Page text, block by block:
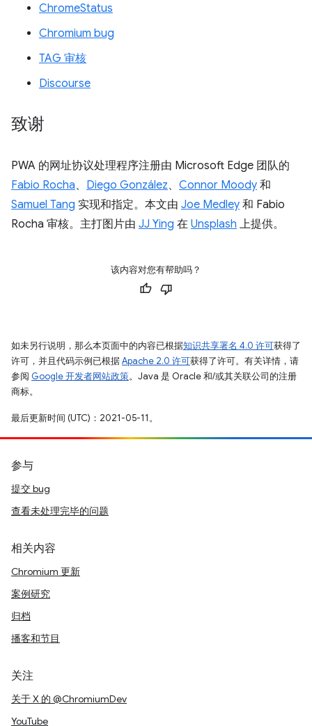
ChromeStatus
Chromium bug
TAG 审核
Discourse
致谢
PWA 的网址协议处理程序注册由 Microsoft Edge 团队的
Fabio Rocha、 Diego González、 Connor Moody 和
Samuel Tang 实现和指定。本文由 Joe Medley 和 Fabio
Rocha 审核。主打图片由 JJ Ying 在 Unsplash 上提供。
该内容对您有帮助吗？
如未另行说明，那么本页面中的内容已根据知识共享署名 4.0 许可获得了
许可，并且代码示例已根据Apache 2.0 许可获得了许可。有关详情，请
参阅 Google 开发者网站政策。Java 是 Oracle 和/或其关联公司的注册
商标。
最后更新时间 (UTC)：2021-05-11。
参与
提交 bug
查看未处理完毕的问题
相关内容
Chromium 更新
案例研究
归档
播客和节目
关注
关于 X 的 @ChromiumDev
YouTube